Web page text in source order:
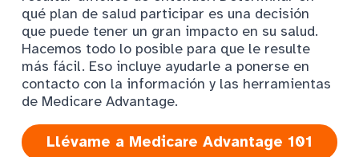
qué plan de salud participar es una decisión
que puede tener un gran impacto en su salud.
Hacemos todo lo posible para que le resulte
más fácil. Eso incluye ayudarle a ponerse en
contacto con la información y las herramientas
de Medicare Advantage.
Llévame a Medicare Advantage 101